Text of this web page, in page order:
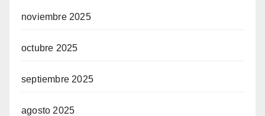
noviembre 2025
octubre 2025
septiembre 2025
agosto 2025